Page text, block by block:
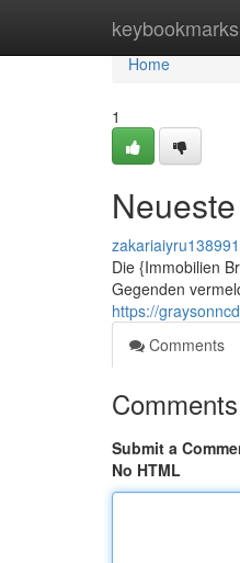
keybookmarks
Home
Home
1
zakariaiyru138991
Die {Immobilien
Gegenden
https://
Comments
Comments
Submit a
No HTML